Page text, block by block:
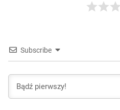
Subscribe